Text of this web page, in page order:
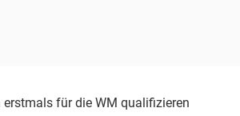
für die WM qualifizieren